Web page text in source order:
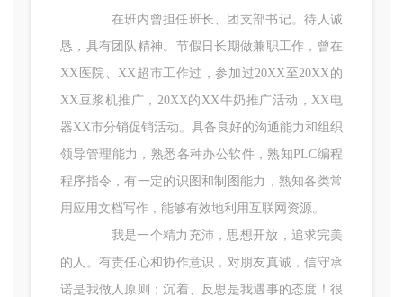
在班内曾担任班长、团支部书记。待人诚
恳，具有团队精神。节假日长期做兼职工作，曾在
XX医院、XX超市工作过，参加过20XX至20XX的
XX豆浆机推广，20XX的XX牛奶推广活动，XX电
器XX市分销促销活动。具备良好的沟通能力和组织
领导管理能力，熟悉各种办公软件，熟知PLC编程
程序指令，有一定的识图和制图能力，熟知各类常
用应用文档写作，能够有效地利用互联网资源。
我是一个精力充沛，思想开放，追求完美
的人。有责任心和协作意识，对朋友真诚，信守承
诺是我做人原则；沉着、反思是我遇事的态度！很